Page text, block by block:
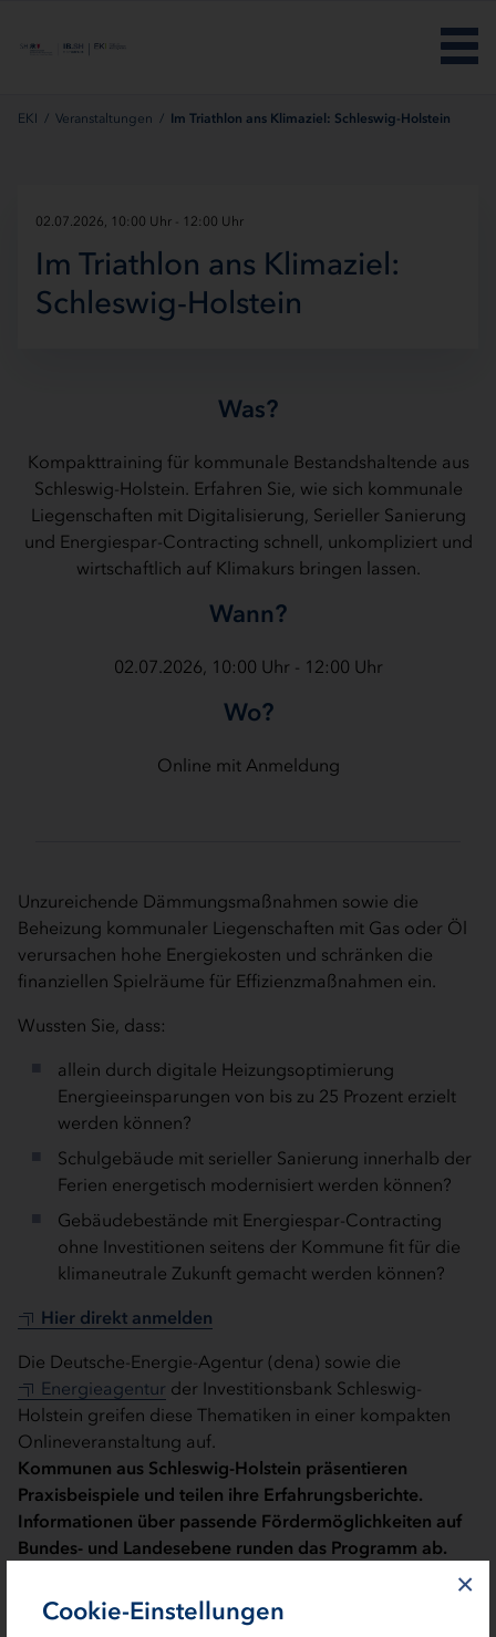
Cookie-Einstellungen
×
EKI / Veranstaltungen / Im Triathlon ans Klimaziel: Schleswig-Holstein
02.07.2026, 10:00 Uhr - 12:00 Uhr
Im Triathlon ans Klimaziel:
Schleswig-Holstein
Was?
Kompakttraining für kommunale Bestandshaltende aus
Schleswig-Holstein. Erfahren Sie, wie sich kommunale
Liegenschaften mit Digitalisierung, Serieller Sanierung
und Energiespar-Contracting schnell, unkompliziert und
wirtschaftlich auf Klimakurs bringen lassen.
Wann?
02.07.2026, 10:00 Uhr - 12:00 Uhr
Wo?
Online mit Anmeldung
Unzureichende Dämmungsmaßnahmen sowie die
Beheizung kommunaler Liegenschaften mit Gas oder Öl
verursachen hohe Energiekosten und schränken die
finanziellen Spielräume für Effizienzmaßnahmen ein.
Wussten Sie, dass:
allein durch digitale Heizungsoptimierung
Energieeinsparungen von bis zu 25 Prozent erzielt
werden können?
Schulgebäude mit serieller Sanierung innerhalb der
Ferien energetisch modernisiert werden können?
Gebäudebestände mit Energiespar-Contracting
ohne Investitionen seitens der Kommune fit für die
klimaneutrale Zukunft gemacht werden können?
Hier direkt anmelden
Die Deutsche-Energie-Agentur (dena) sowie die
Energieagentur der Investitionsbank Schleswig-
Holstein greifen diese Thematiken in einer kompakten
Onlineveranstaltung auf.
Kommunen aus Schleswig-Holstein präsentieren
Praxisbeispiele und teilen ihre Erfahrungsberichte.
Informationen über passende Fördermöglichkeiten auf
Bundes- und Landesebene runden das Programm ab.